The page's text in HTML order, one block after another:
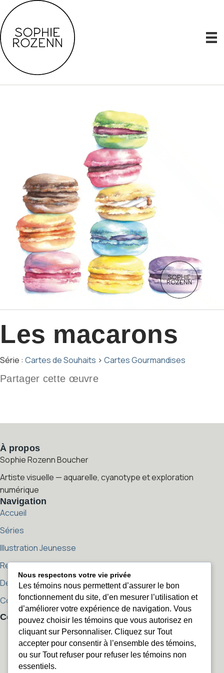
Les macarons
Série : Cartes de Souhaits › Cartes Gourmandises
Partager cette œuvre
À propos
Sophie Rozenn Boucher
Artiste visuelle — aquarelle, cyanotype et exploration
numérique
Navigation
Accueil
Séries
Illustration Jeunesse
Reproductions
Démarche artistique
Contact
Contact
sophierozenn@sophierozenn.com
sophierozenn@sophierozenn.com
450 405-2506
450 405-2506
Instagram
Nous respectons votre vie privée
Les témoins nous permettent d’assurer le bon
fonctionnement du site, d’en mesurer l’utilisation et
d’améliorer votre expérience de navigation. Vous
pouvez choisir les témoins que vous autorisez en
cliquant sur Personnaliser. Cliquez sur Tout
accepter pour consentir à l’ensemble des témoins,
ou sur Tout refuser pour refuser les témoins non
essentiels.